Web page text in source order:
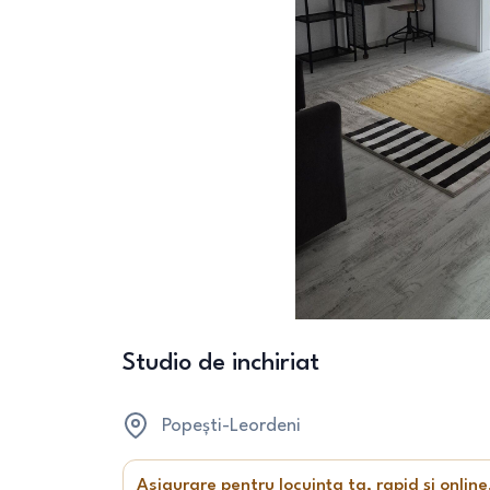
Studio de inchiriat
Popești-Leordeni
Asigurare pentru locuința ta, rapid și